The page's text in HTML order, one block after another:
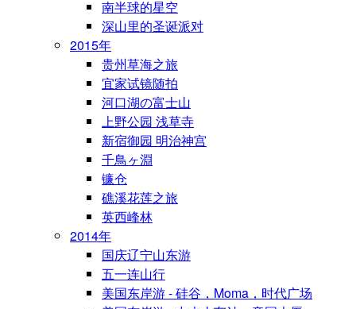
南半球的星空
深山里的圣诞派对
2015年
贵州草海之旅
宜家试镜随拍
河口湖の富士山
上野公园 浅草寺
新宿御园 明治神宫
千鳥ヶ淵
镰仓
礁溪花莲之旅
英西峰林
2014年
国庆辽宁山东游
五一连山行
美国东岸游 - 硅谷，Moma，时代广场